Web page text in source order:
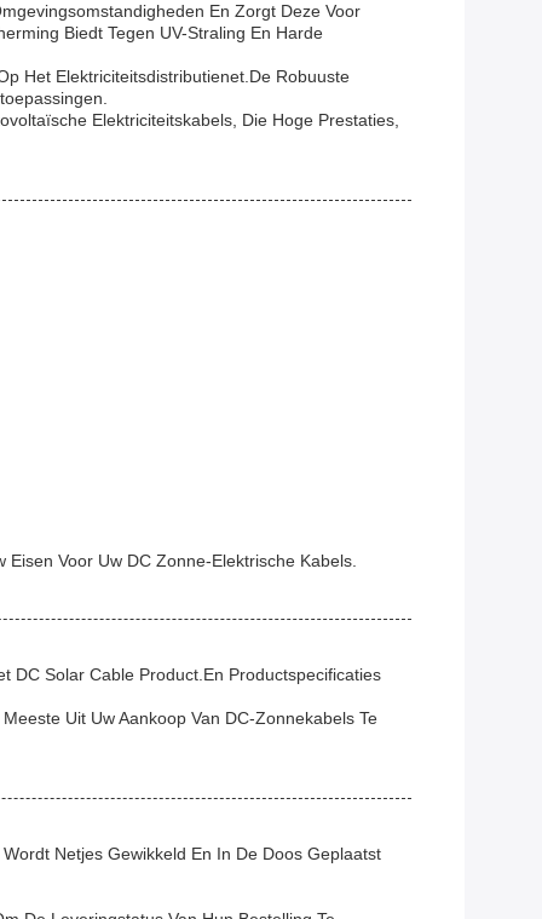
En Zorgt Deze Voor
Biedt Tegen UV-Straling En Harde
Het Elektriciteitsdistributienet.De Robuuste
Elektriciteitskabels, Die Hoge Prestaties,
Voor Uw DC Zonne-Elektrische Kabels.
DC Solar Cable Product.en Productspecificaties
Uit Uw Aankoop Van DC-Zonnekabels Te
Netjes Gewikkeld En In De Doos Geplaatst